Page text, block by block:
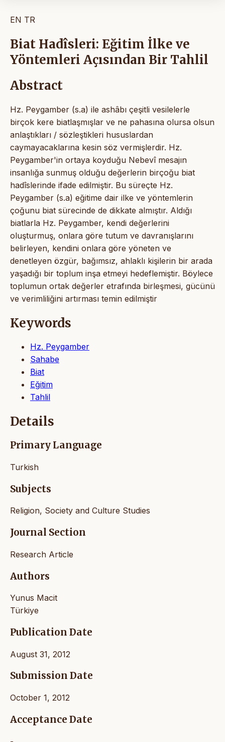
EN TR
Biat Hadîsleri: Eğitim İlke ve
Yöntemleri Açısından Bir Tahlil
Abstract
Hz. Peygamber (s.a) ile ashâbı çeşitli vesilelerle
birçok kere biatlaşmışlar ve ne pahasına olursa olsun
anlaştıkları / sözleştikleri hususlardan
caymayacaklarına kesin söz vermişlerdir. Hz.
Peygamber'in ortaya koyduğu Nebevî mesajın
insanlığa sunmuş olduğu değerlerin birçoğu biat
hadîslerinde ifade edilmiştir. Bu süreçte Hz.
Peygamber (s.a) eğitime dair ilke ve yöntemlerin
çoğunu biat sürecinde de dikkate almıştır. Aldığı
biatlarla Hz. Peygamber, kendi değerlerini
oluşturmuş, onlara göre tutum ve davranışlarını
belirleyen, kendini onlara göre yöneten ve
denetleyen özgür, bağımsız, ahlaklı kişilerin bir arada
yaşadığı bir toplum inşa etmeyi hedeflemiştir. Böylece
toplumun ortak değerler etrafında birleşmesi, gücünü
ve verimliliğini artırması temin edilmiştir
Keywords
Hz. Peygamber
Sahabe
Biat
Eğitim
Tahlil
Details
Primary Language
Turkish
Subjects
Religion, Society and Culture Studies
Journal Section
Research Article
Authors
Yunus Macit
Türkiye
Publication Date
August 31, 2012
Submission Date
October 1, 2012
Acceptance Date